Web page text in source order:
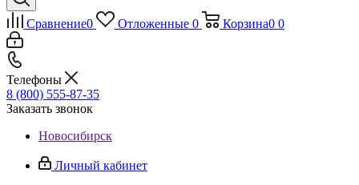
Сравнение0 Отложенные 0 Корзина0 0
Телефоны
8 (800) 555-87-35
Заказать звонок
Новосибирск
Личный кабинет